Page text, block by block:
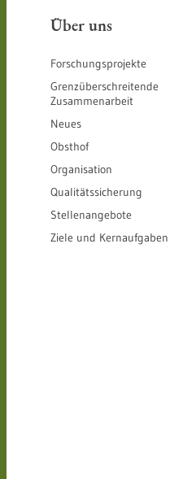
Über uns
Forschungsprojekte
Grenzüberschreitende
Zusammenarbeit
Neues
Obsthof
Organisation
Qualitätssicherung
Stellenangebote
Ziele und Kernaufgaben